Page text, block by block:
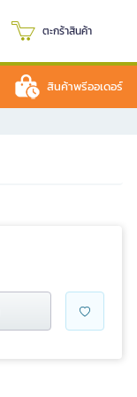
ตะกร้าสินค้า
สินค้าพรีออเดอร์